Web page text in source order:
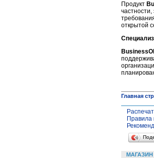
Продукт
открытой
Главная
Правила